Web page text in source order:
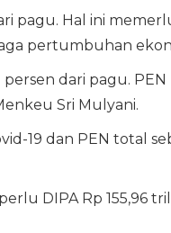
pagu. Hal ini
pertumbuhan
persen dari pagu. PEN
Sri Mulyani.
19 dan PEN total
DIPA Rp 155,96